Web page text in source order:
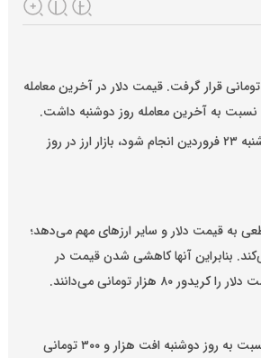
قیمت دلار در آخرین معامله
با وجود اخبار مربوط به مذاکره مستقیم میان ایران و آمریکا که قرار است در روز شنبه ۲۳ فروردین انجام شود، بازار ارز در روز
به قیمت دلار و سایر ارزهای مهم می‌دهد؛
بنابراین آنها کاهشی شدن قیمت در
تومانی می‌دانند.
روز سه‌شنبه ۱۹ فروردین با رقم ۲۷ هزار و ۷۰۰ تومانی معامله‌ شد و نسبت به روز دوشنبه افت هزار و ۳۰۰ تومانی